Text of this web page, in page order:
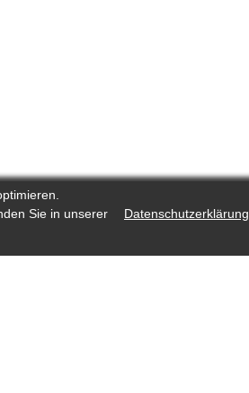
Sie in unserer Datenschutzerklärung